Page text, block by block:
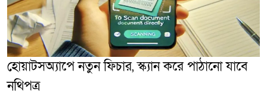
হোয়াটসঅ্যাপে নতুন ফিচার, স্ক্যান করে পাঠানো যাবে
নথিপত্র